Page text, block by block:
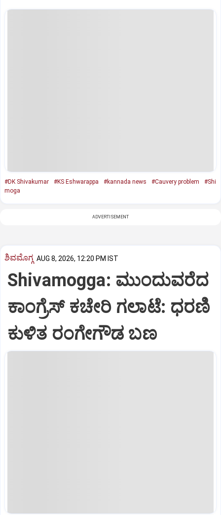
#DK Shivakumar #KS Eshwarappa #kannada news #Cauvery problem
#Shi
moga
ADVERTISEMENT
ಶಿವಮೊಗ್ಗ AUG 8, 2026, 12:20 PM IST
Shivamogga: ಮುಂದುವರೆದ
ಕಾಂಗ್ರೆಸ್ ಕಚೇರಿ ಗಲಾಟೆ: ಧರಣಿ
ಕುಳಿತ ರಂಗೇಗೌಡ ಬಣ